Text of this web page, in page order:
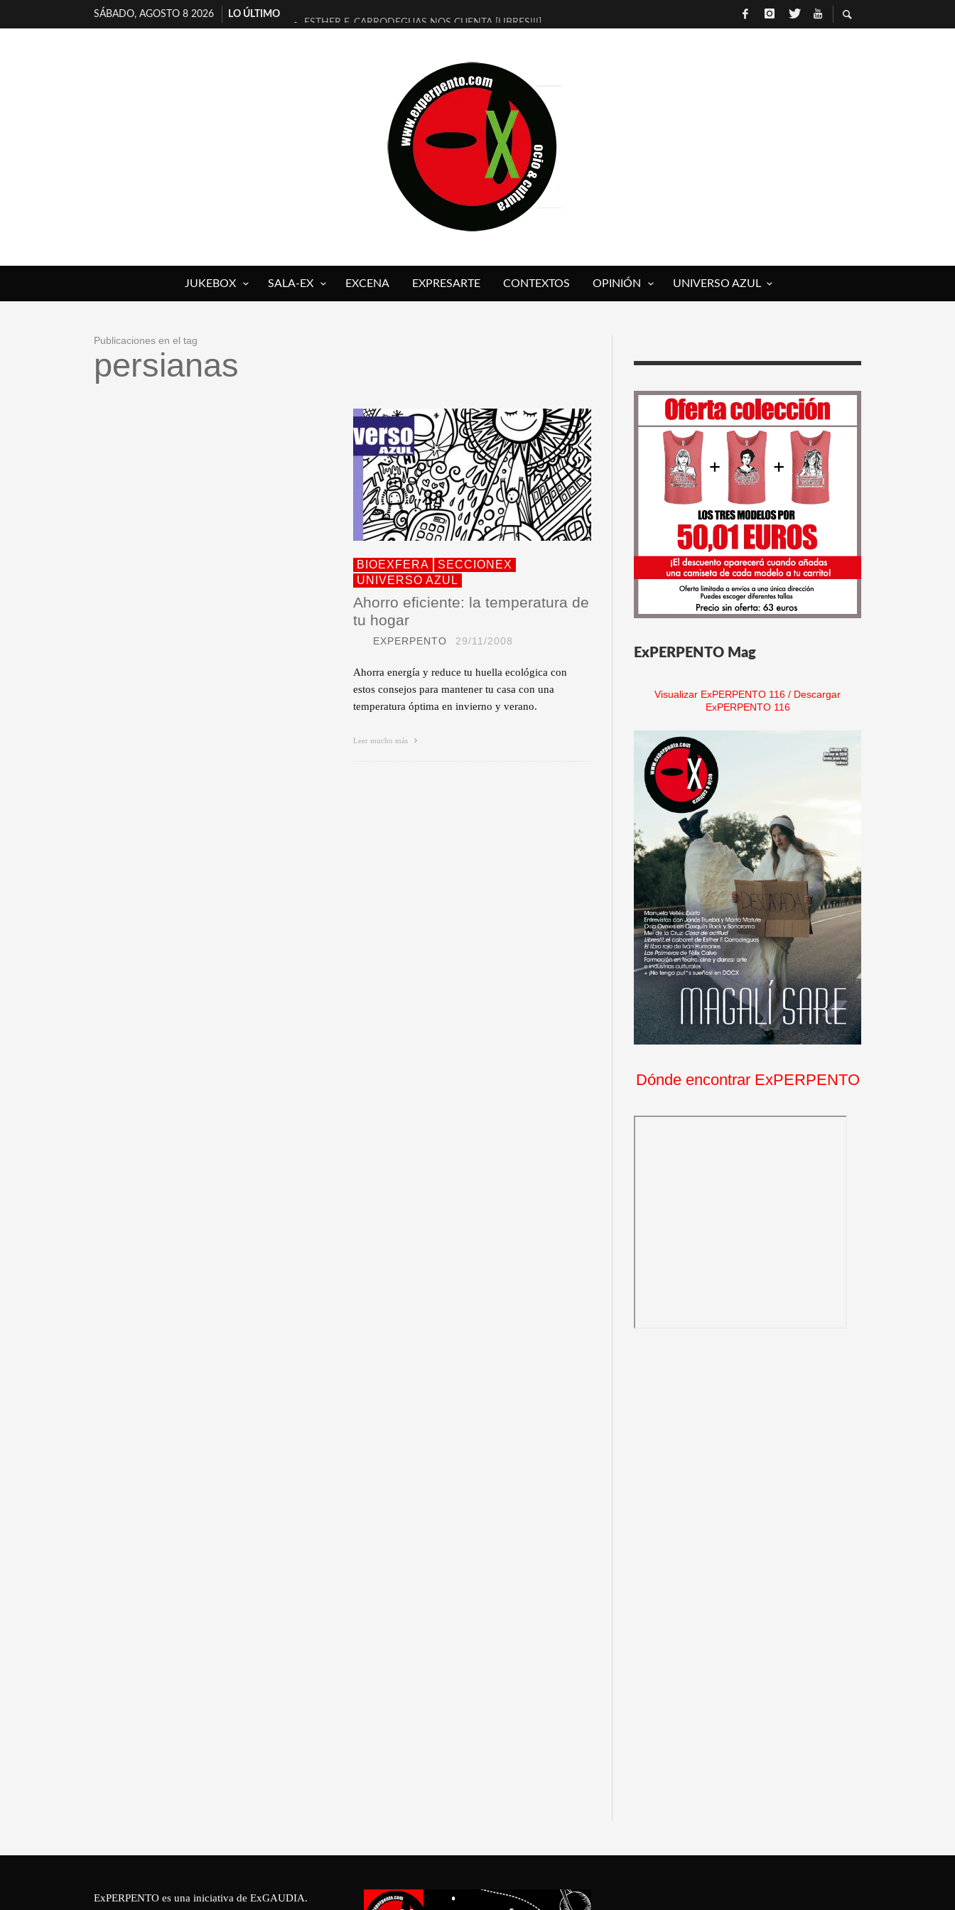
SÁBADO, AGOSTO 8 2026
LO ÚLTIMO
ESTHER F. CARRODEGUAS NOS CUENTA [LIBRES!!!]
[ELECTRA JONDA] DE JUAN GUERRERO ZAMORA
TIMBRE 4, LA ESCUELA DEL DIRECTOR TEATRAL CLAUDIO TOLCACHIR
30 AÑOS (NO ES NADA) DE LA KATARSIS DEL TOMATAZO
MILITARES JUDÍAS EN #EXVITA
D’BALDOMEROS REINVENTAN [BITÁCORA 3.0] EN EXVITA
MARSHALL FLASH PRESENTA EN EXVITA [RELATIVA SENCILLEZ]
JOFRE BARDAGÍ EN EXVITA INTERPRETANDO A SERRAT
JUKEBOX SALA-EX EXCENA EXPRESARTE CONTEXTOS OPINIÓN UNIVERSO AZUL
Publicaciones en el tag
persianas
BIOEXFERA
SECCIONEX
UNIVERSO AZUL
Ahorro eficiente: la temperatura de
tu hogar
EXPERPENTO 29/11/2008
Ahorra energía y reduce tu huella ecológica con
estos consejos para mantener tu casa con una
temperatura óptima en invierno y verano.
Leer mucho más
ExPERPENTO Mag
Visualizar ExPERPENTO 116 / Descargar
ExPERPENTO 116
Dónde encontrar ExPERPENTO
ExPERPENTO es una iniciativa de ExGAUDIA.